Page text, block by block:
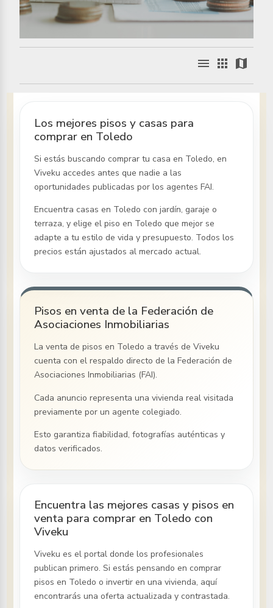
menu apps map
Los mejores pisos y casas para
comprar en Toledo
Si estás buscando comprar tu casaen Toledo, en
Viveku accedes antes que nadie a las
oportunidades publicadas por los agentes FAI.
Encuentra casasen Toledo con jardín, garaje o
terraza, y elige el pisoen Toledo que mejor se
adapte a tu estilo de vida y presupuesto. Todos los
precios están ajustados al mercado actual.
Pisos en venta de la Federación de
Asociaciones Inmobiliarias
La venta de pisosen Toledo a través de Viveku
cuenta con el respaldo directo de la Federación de
Asociaciones Inmobiliarias (FAI).
Cada anuncio representa una vivienda real visitada
previamente por un agente colegiado.
Esto garantiza fiabilidad, fotografías auténticas y
datos verificados.
Encuentra las mejores casas y pisos en
venta para comprar en Toledo con
Viveku
Viveku es el portal donde los profesionales
publican primero. Si estás pensando en comprar
pisosen Toledo o invertir en una vivienda, aquí
encontrarás una oferta actualizada y contrastada.